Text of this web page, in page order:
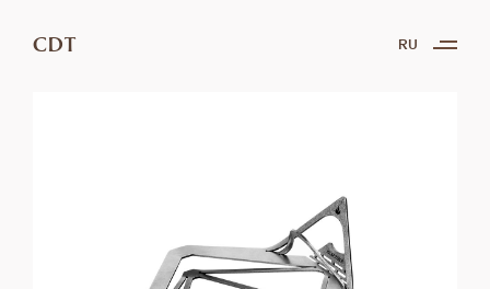
CDT RU